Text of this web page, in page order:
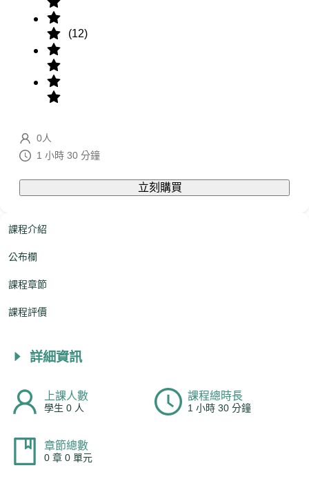
課程介紹
公布欄
課程章節
課程評價
詳細資訊
上課人數
學生 0 人
課程總時長
1 小時 30 分鐘
章節總數
0 章 0 單元
(12)
0人
1 小時 30 分鐘
立刻購買